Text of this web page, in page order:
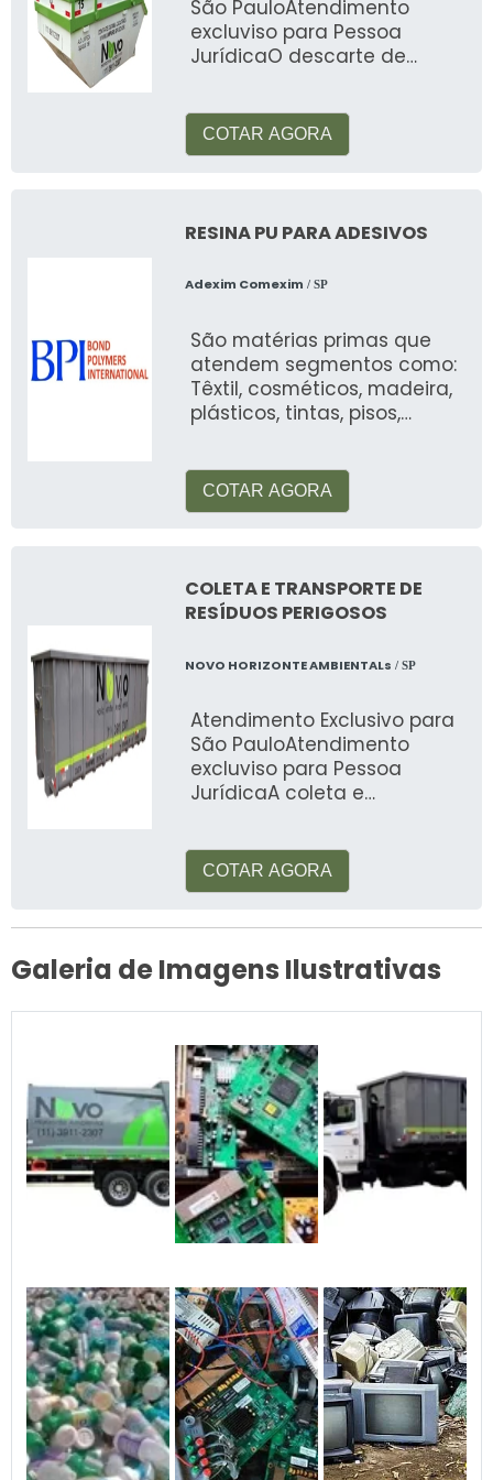
São PauloAtendimento
excluviso para Pessoa
JurídicaO descarte de
segura e c
COTAR AGORA
RESINA PU PARA ADESIVOS
Adexim Comexim / SP
São matérias primas que
atendem segmentos como:
Têxtil, cosméticos, madeira,
plásticos, tintas, pisos,
COTAR AGORA
COLETA E TRANSPORTE DE
RESÍDUOS PERIGOSOS
NOVO HORIZONTE AMBIENTALs / SP
Atendimento Exclusivo para
São PauloAtendimento
excluviso para Pessoa
JurídicaA coleta e
forma extre
COTAR AGORA
Galeria de Imagens Ilustrativas